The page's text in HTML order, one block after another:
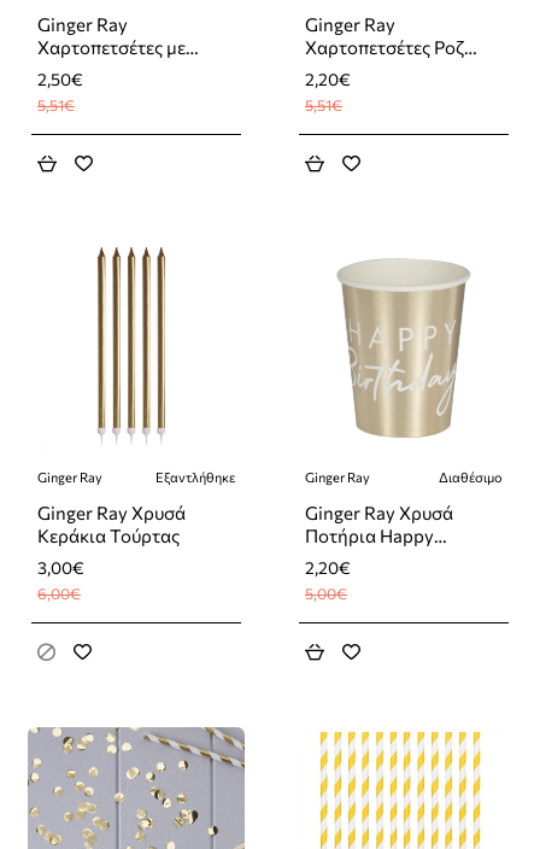
Ginger Ray
Χαρτοπετσέτες με
Ασημένια Αστεράκια
2,50€
5,51€
Ginger Ray
Χαρτοπετσέτες Ροζ
Χρυσό Ombre
2,20€
5,51€
-50%
Εξαντλήθηκε
Ginger Ray Εξαντλήθηκε
Ginger Ray Χρυσά
Κεράκια Τούρτας
3,00€
6,00€
-56%
Ginger Ray Διαθέσιμο
Ginger Ray Χρυσά
Ποτήρια Happy
Birthday
2,20€
5,00€